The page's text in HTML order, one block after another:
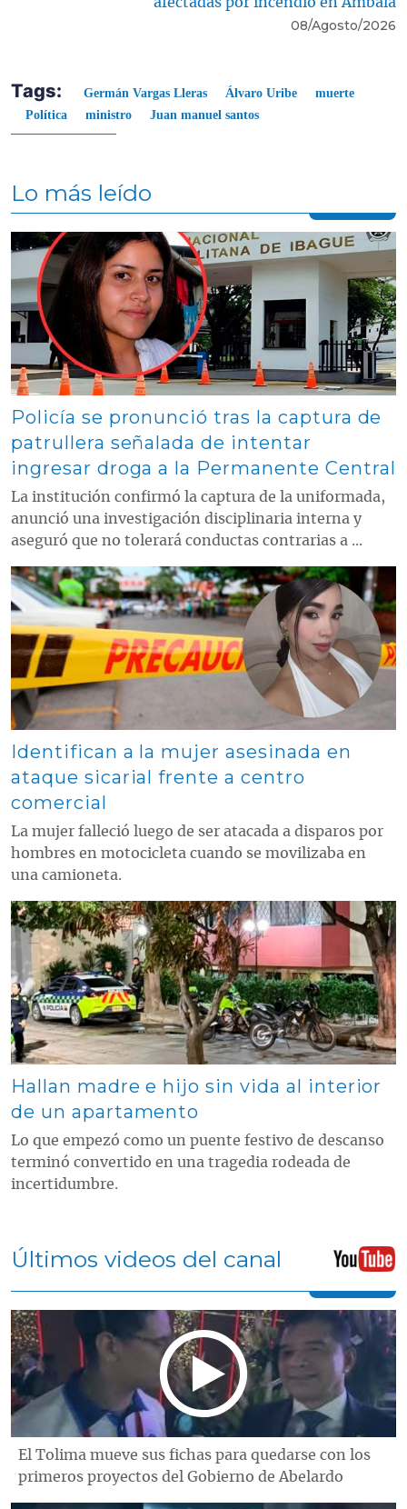
08/Agosto/2026
Tags: Germán Vargas Lleras Álvaro Uribe
muerte
Política
ministro Juan manuel santos
Lo más leído
Contenido multimedia principal
Policía se pronunció tras la captura de
patrullera señalada de intentar
ingresar droga a la Permanente Central
La institución confirmó la captura de la uniformada,
anunció una investigación disciplinaria interna y
aseguró que no tolerará conductas contrarias a ...
Contenido multimedia principal
Identifican a la mujer asesinada en
ataque sicarial frente a centro
comercial
La mujer falleció luego de ser atacada a disparos por
hombres en motocicleta cuando se movilizaba en
una camioneta.
Contenido multimedia principal
Hallan madre e hijo sin vida al interior
de un apartamento
Lo que empezó como un puente festivo de descanso
terminó convertido en una tragedia rodeada de
incertidumbre.
Últimos videos del canal
El Tolima mueve sus fichas para quedarse con los
primeros proyectos del Gobierno de Abelardo